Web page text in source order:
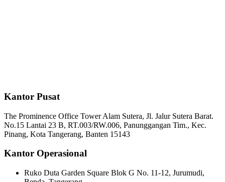
Kantor Pusat
The Prominence Office Tower Alam Sutera, Jl. Jalur Sutera Barat.
No.15 Lantai 23 B, RT.003/RW.006, Panunggangan Tim., Kec.
Pinang, Kota Tangerang, Banten 15143
Kantor Operasional
Ruko Duta Garden Square Blok G No. 11-12, Jurumudi,